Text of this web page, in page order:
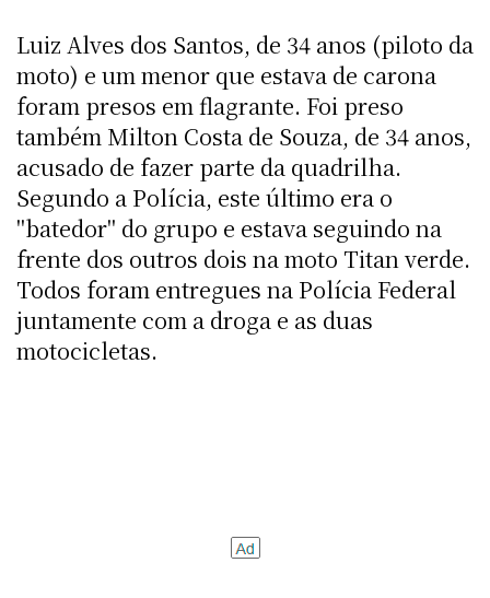
Luiz Alves dos Santos, de 34 anos (piloto da
moto) e um menor que estava de carona
foram presos em flagrante. Foi preso
também Milton Costa de Souza, de 34 anos,
acusado de fazer parte da quadrilha.
Segundo a Polícia, este último era o
"batedor" do grupo e estava seguindo na
frente dos outros dois na moto Titan verde.
Todos foram entregues na Polícia Federal
juntamente com a droga e as duas
motocicletas.